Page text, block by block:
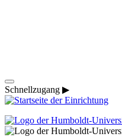
Schnellzugang ▶